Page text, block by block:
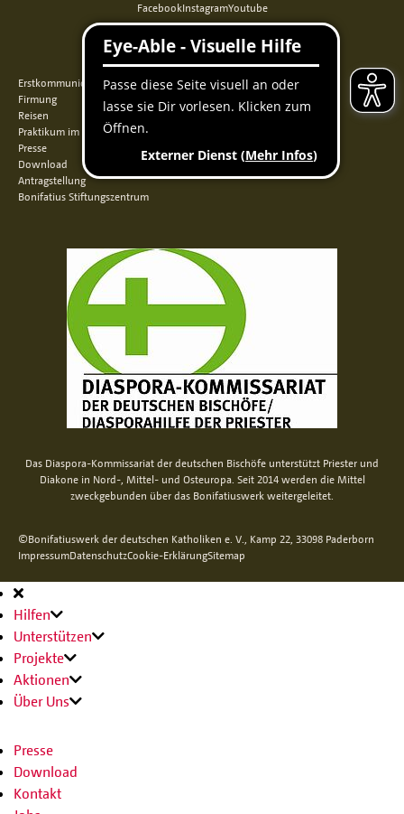
FacebookInstagramYoutube
QUICKLINKS
Erstkommunion
Firmung
Reisen
Praktikum im Norden
Presse
Download
Antragstellung
Bonifatius Stiftungszentrum
Das Diaspora-Kommissariat der deutschen Bischöfe unterstützt Priester und
Diakone in Nord-, Mittel- und Osteuropa. Seit 2014 werden die Mittel
zweckgebunden über das Bonifatiuswerk weitergeleitet.
©Bonifatiuswerk der deutschen Katholiken e. V., Kamp 22, 33098 Paderborn
ImpressumDatenschutzCookie-ErklärungSitemap
Hauptnavigation
Hilfen
Unterstützen
Projekte
Aktionen
Über Uns
Presse
Download
Kontakt